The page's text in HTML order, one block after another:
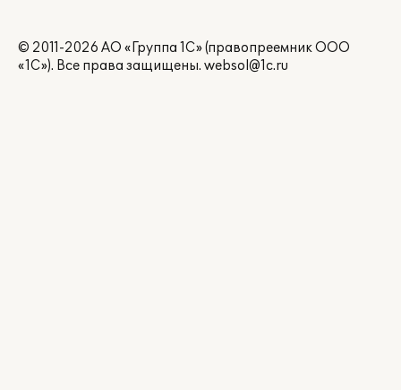
© 2011-2026 АО «Группа 1С» (правопреемник ООО
«1С»). Все права защищены. websol@1c.ru